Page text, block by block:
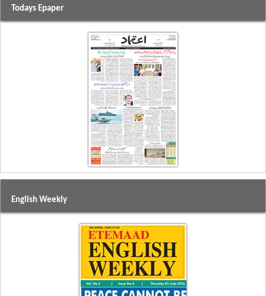
Todays Epaper
English Weekly